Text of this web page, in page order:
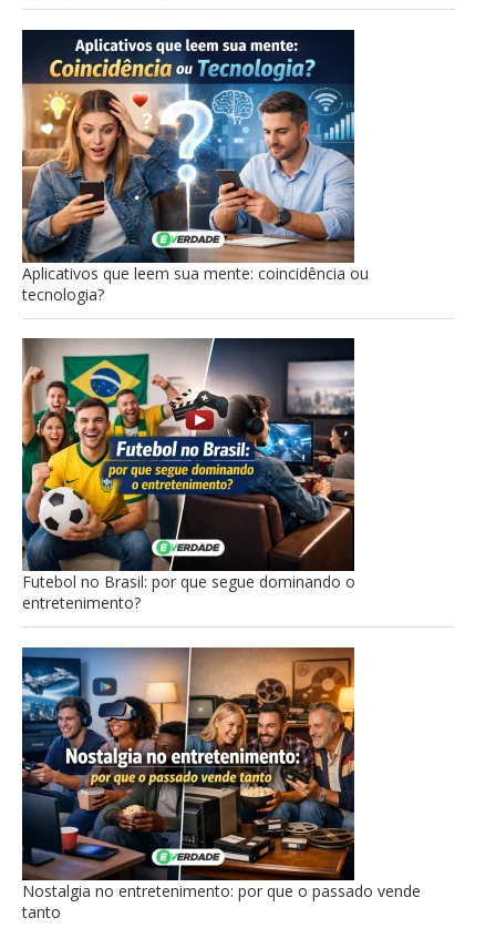
Aplicativos que leem sua mente: coincidência ou
tecnologia?
Futebol no Brasil: por que segue dominando o
entretenimento?
Nostalgia no entretenimento: por que o passado vende
tanto